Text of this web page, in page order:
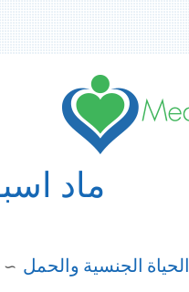
ماد
الحياة الجنسية والحمل